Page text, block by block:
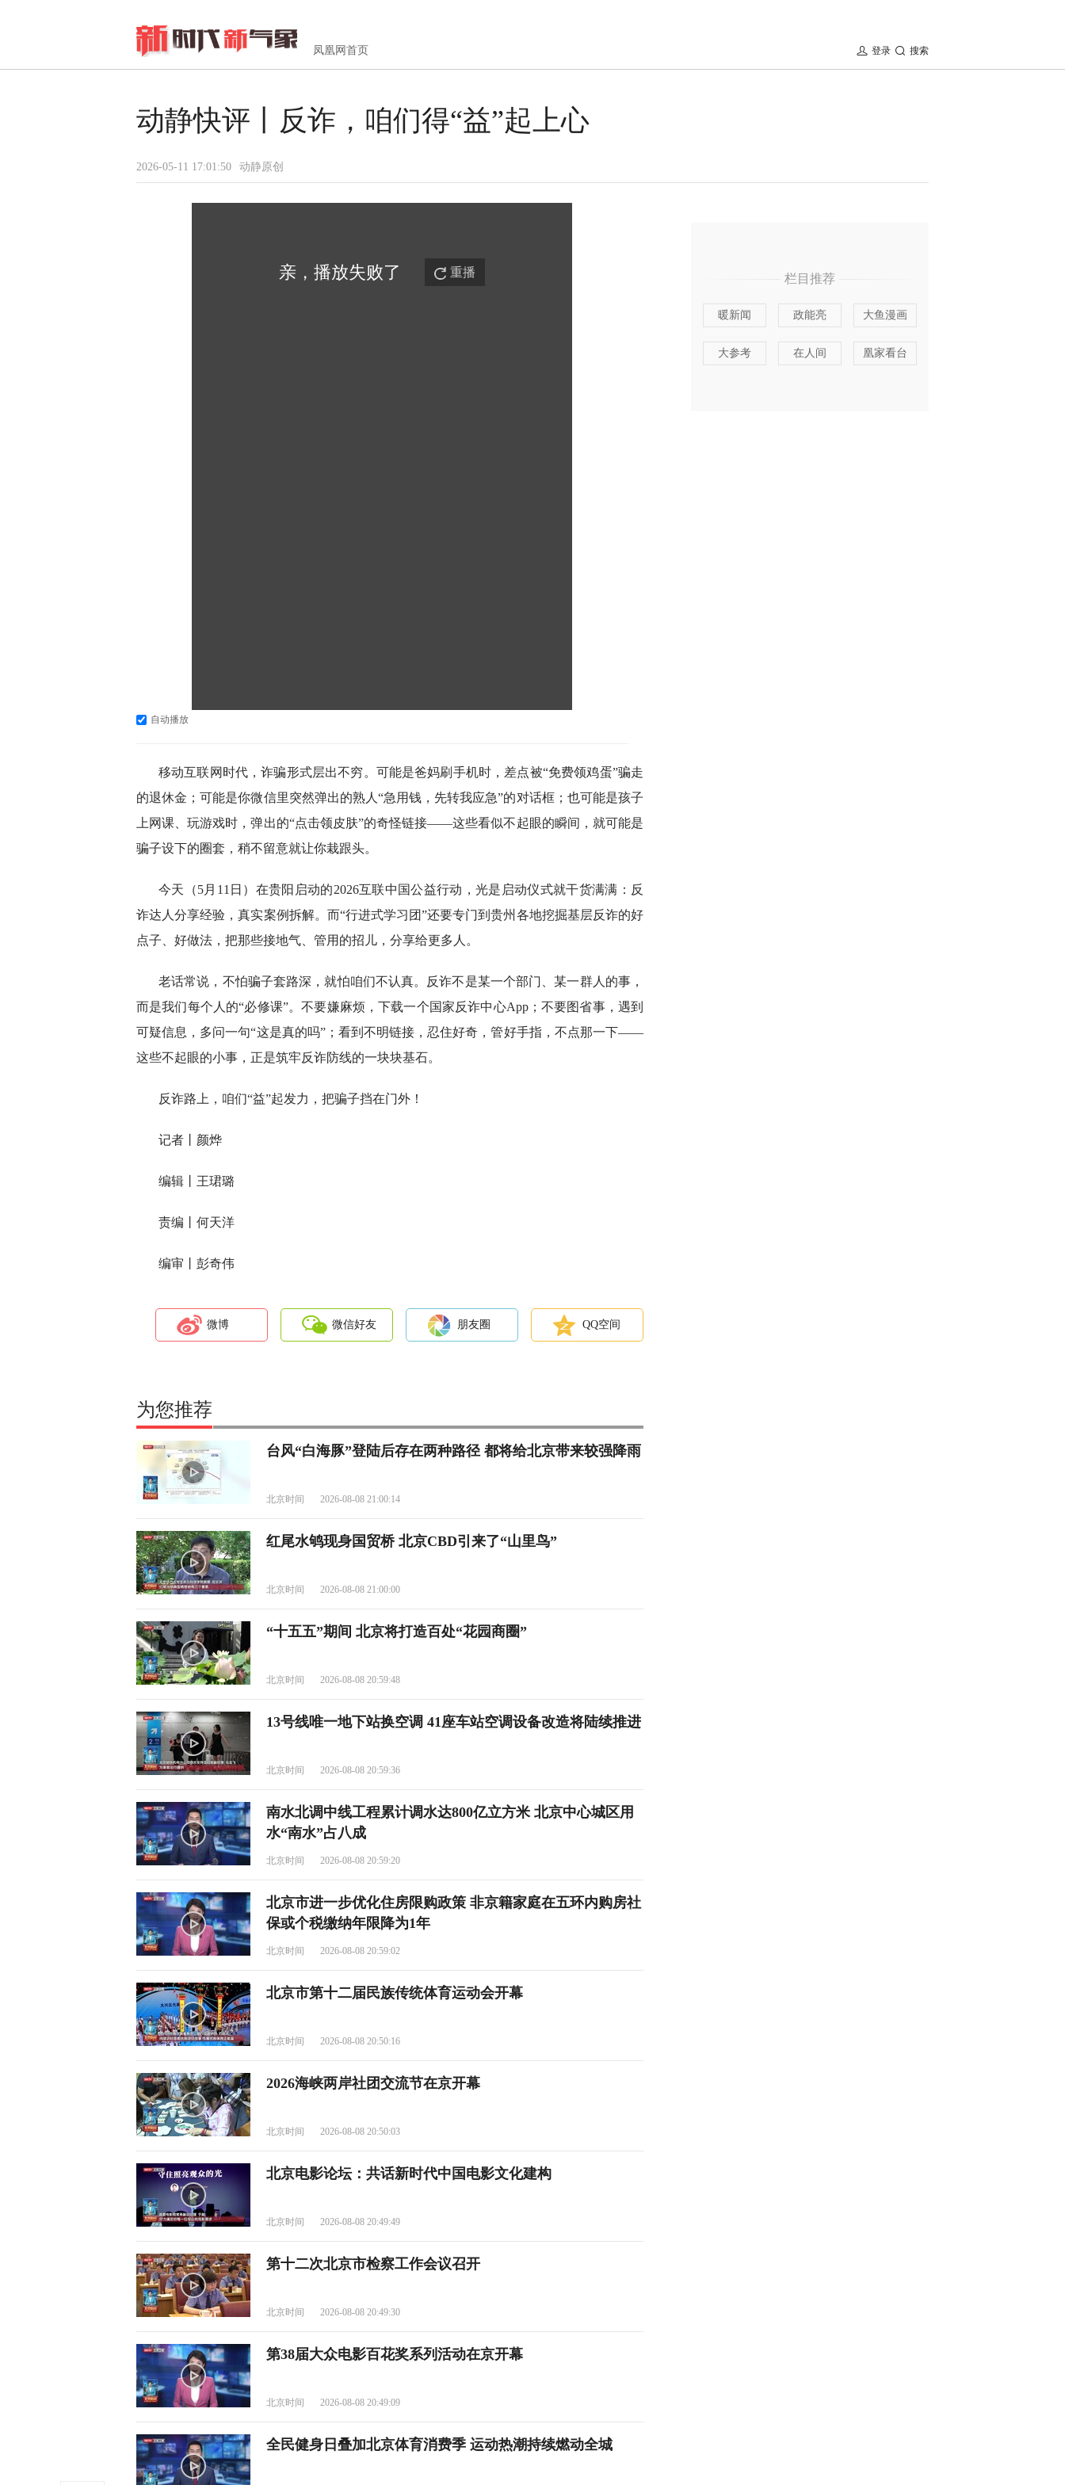
凤凰网首页 搜索
登录
动静快评丨反诈，咱们得“益”起上心
2026-05-11 17:01:50 动静原创
亲，播放失败了 重播
自动播放
移动互联网时代，诈骗形式层出不穷。可能是爸妈刷手机时，差点被“免费领鸡蛋”骗走
的退休金；可能是你微信里突然弹出的熟人“急用钱，先转我应急”的对话框；也可能是孩子
上网课、玩游戏时，弹出的“点击领皮肤”的奇怪链接——这些看似不起眼的瞬间，就可能是
骗子设下的圈套，稍不留意就让你栽跟头。
今天（5月11日）在贵阳启动的2026互联中国公益行动，光是启动仪式就干货满满：反
诈达人分享经验，真实案例拆解。而“行进式学习团”还要专门到贵州各地挖掘基层反诈的好
点子、好做法，把那些接地气、管用的招儿，分享给更多人。
老话常说，不怕骗子套路深，就怕咱们不认真。反诈不是某一个部门、某一群人的事，
而是我们每个人的“必修课”。不要嫌麻烦，下载一个国家反诈中心App；不要图省事，遇到
可疑信息，多问一句“这是真的吗”；看到不明链接，忍住好奇，管好手指，不点那一下——
这些不起眼的小事，正是筑牢反诈防线的一块块基石。
反诈路上，咱们“益”起发力，把骗子挡在门外！
记者丨颜烨
编辑丨王珺璐
责编丨何天洋
编审丨彭奇伟
微博 微信好友 朋友圈 QQ空间
为您推荐
台风“白海豚”登陆后存在两种路径 都将给北京带来较强降雨
北京时间 2026-08-08 21:00:14
红尾水鸲现身国贸桥 北京CBD引来了“山里鸟”
北京时间 2026-08-08 21:00:00
“十五五”期间 北京将打造百处“花园商圈”
北京时间 2026-08-08 20:59:48
13号线唯一地下站换空调 41座车站空调设备改造将陆续推进
北京时间 2026-08-08 20:59:36
南水北调中线工程累计调水达800亿立方米 北京中心城区用
水“南水”占八成
北京时间 2026-08-08 20:59:20
北京市进一步优化住房限购政策 非京籍家庭在五环内购房社
保或个税缴纳年限降为1年
北京时间 2026-08-08 20:59:02
北京市第十二届民族传统体育运动会开幕
北京时间 2026-08-08 20:50:16
2026海峡两岸社团交流节在京开幕
北京时间 2026-08-08 20:50:03
北京电影论坛：共话新时代中国电影文化建构
北京时间 2026-08-08 20:49:49
第十二次北京市检察工作会议召开
北京时间 2026-08-08 20:49:30
第38届大众电影百花奖系列活动在京开幕
北京时间 2026-08-08 20:49:09
全民健身日叠加北京体育消费季 运动热潮持续燃动全城
栏目推荐
暖新闻 政能亮 大鱼漫画
大参考 在人间 凰家看台